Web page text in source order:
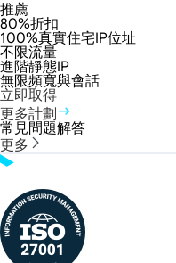
推薦
80%折扣
100%真實住宅IP位址
不限流量
進階靜態IP
無限頻寬與會話
立即取得
更多計劃
常見問題解答
更多